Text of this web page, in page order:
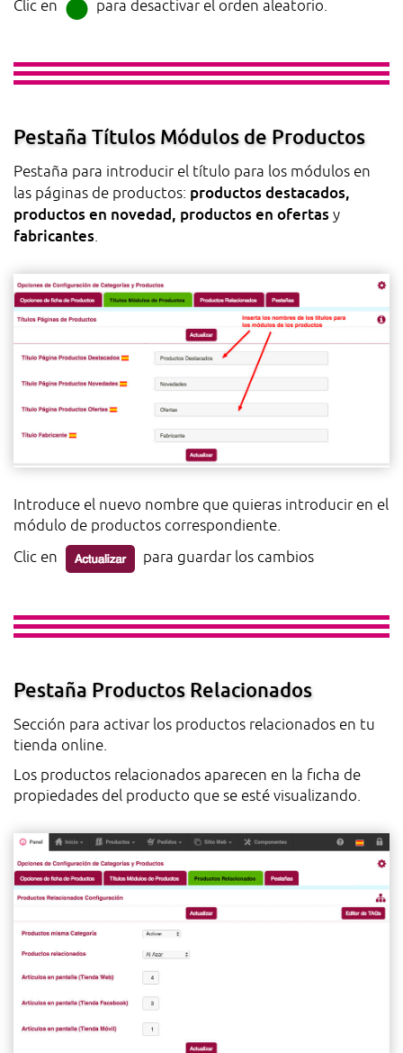
Clic en
para desactivar el orden aleatorio.
Pestaña Títulos Módulos de Productos
Pestaña para introducir el título para los módulos en
las páginas de productos: productos destacados,
productos en novedad, productos en ofertas y
fabricantes.
Introduce el nuevo nombre que quieras introducir en el
módulo de productos correspondiente.
Clic en
para guardar los cambios
Pestaña Productos Relacionados
Sección para activar los productos relacionados en tu
tienda online.
Los productos relacionados aparecen en la ficha de
propiedades del producto que se esté visualizando.